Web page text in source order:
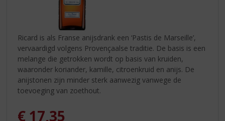
Ricard is als Franse anijsdrank een ‘Pastis de Marseille’,
vervaardigd volgens Provençaalse traditie. De basis is een
melange die getrokken wordt op basis van kruiden,
waaronder koriander, kamille, citroenkruid en anijs. De
anijstonen zijn minder sterk aanwezig vanwege de
toevoeging van zoethout.
€ 17,35